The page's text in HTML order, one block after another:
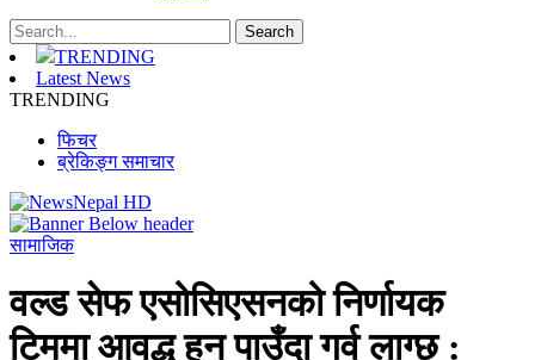
TRENDING
Latest News
TRENDING
फिचर
ब्रेकिङ्ग समाचार
सामाजिक
वल्ड सेफ एसोसिएसनको निर्णायक
टिममा आवद्ध हुन पाउँदा गर्व लाग्छ :